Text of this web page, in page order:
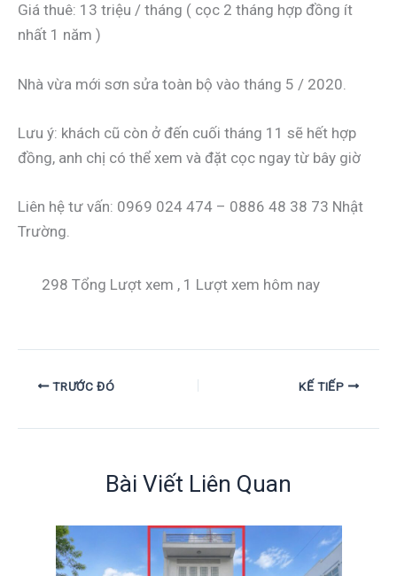
Giá thuê: 13 triệu / tháng ( cọc 2 tháng hợp đồng ít
nhất 1 năm )
Nhà vừa mới sơn sửa toàn bộ vào tháng 5 / 2020.
Lưu ý: khách cũ còn ở đến cuối tháng 11 sẽ hết hợp
đồng, anh chị có thể xem và đặt cọc ngay từ bây giờ
Liên hệ tư vấn: 0969 024 474 – 0886 48 38 73 Nhật
Trường.
298 Tổng Lượt xem , 1 Lượt xem hôm nay
TRƯỚC ĐÓ KẾ TIẾP
Bài Viết Liên Quan